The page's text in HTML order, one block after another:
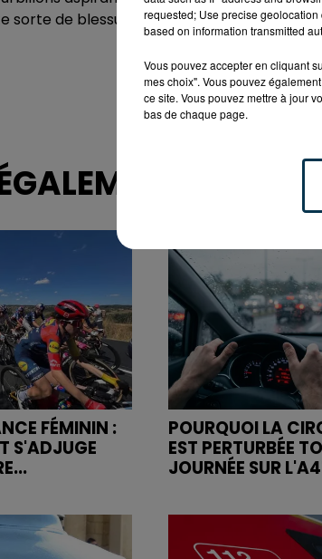
sorte de blessure.
FÉMININ :
S'ADJUGE
POURQUOI LA
EST PERTURBÉE
JOURNÉE SUR
requested; Use precise
based on information transmitted
Vous pouvez accepter en cliquant
mes choix". Vous pouvez
ce site. Vous pouvez mettre à jour
bas de chaque page.